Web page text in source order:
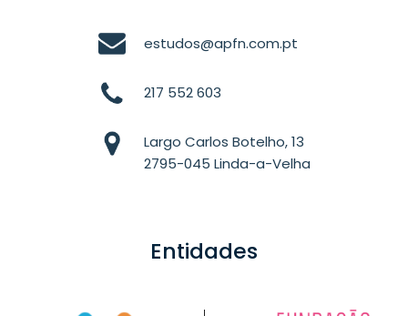
estudos@apfn.com.pt
217 552 603
Largo Carlos Botelho, 13
2795-045 Linda-a-Velha
Entidades